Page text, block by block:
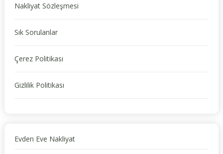
Nakliyat Sözleşmesi
Sık Sorulanlar
Çerez Politikası
Gizlilik Politikası
Evden Eve Nakliyat